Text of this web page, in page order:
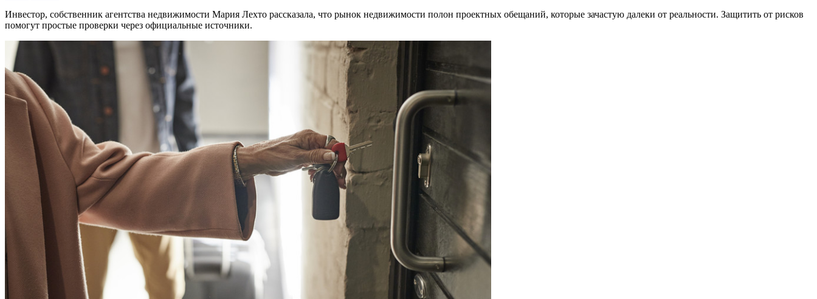
Инвестор, собственник агентства недвижимости Мария Лехто рассказала, что рынок недвижимости полон проектных обещаний, которые зачастую далеки от реальности. Защитить от рисков
помогут простые проверки через официальные источники.